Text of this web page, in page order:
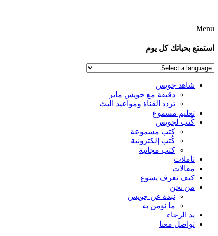
بحياتك كل يوم
شاهد جويس
دقيقة مع جويس ماير
تردد القناة ومواعيد البث
تعليم مسموع
كُتب لجويس
كتب مسموعة
كُتب إلكترونية
كتب مجانية
تأملات
مقالات
كيف تعرف يسوع
من نحن
نبذة عن جويس
ما نؤمن به
يد الرجاء
تواصل معنا